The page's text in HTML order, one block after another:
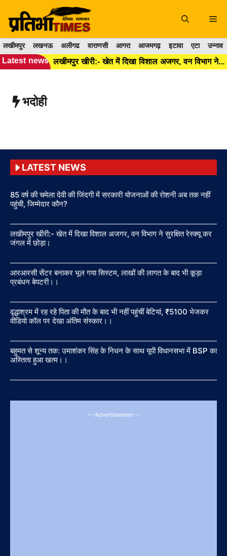
content
लखीमपुर लखनऊ अलीगढ वाराणसी आगरा आजमगढ़ इटावा एटा उन्नाव
Latest news लखीमपुर खीरी:- खेत में दिखा विशाल अजगर, वन विभाग ने सुरक्षित रेस्क्यू कर जंगल में छोड़ा।
भदोही
LATEST NEWS
85 वर्ष की चमेला देवी की जिंदगी में सरकारी योजनाओं की रोशनी अब तक नहीं
पहुंची, जिम्मेदार कौन?
लखीमपुर खीरी:- खेत में दिखा विशाल अजगर, वन विभाग ने सुरक्षित रेस्क्यू कर
जंगल में छोड़ा।
आरआरसी सेंटर बनाकर भूल गया सिस्टम, लाखों की लागत के बाद भी कूड़ा
प्रबंधन बेपटरी।।
वृद्धाश्रम में रह रहे पिता की मौत के बाद भी नहीं पहुंचीं बेटियां, ₹5100 भेजकर
वीडियो कॉल पर देखा अंतिम संस्कार।।
बहुमत से शून्य तक: उमाशंकर सिंह के निधन के साथ यूपी विधानसभा में BSP का
अस्तित्व हुआ खत्म।।
---Advertisement---